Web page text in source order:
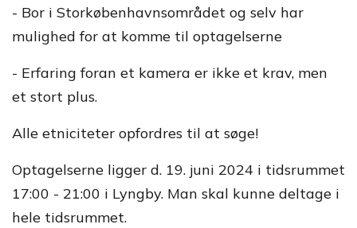
- Bor i Storkøbenhavnsområdet og selv har
mulighed for at komme til optagelserne
- Erfaring foran et kamera er ikke et krav, men
et stort plus.
Alle etniciteter opfordres til at søge!
Optagelserne ligger d. 19. juni 2024 i tidsrummet
17:00 - 21:00 i Lyngby. Man skal kunne deltage i
hele tidsrummet.